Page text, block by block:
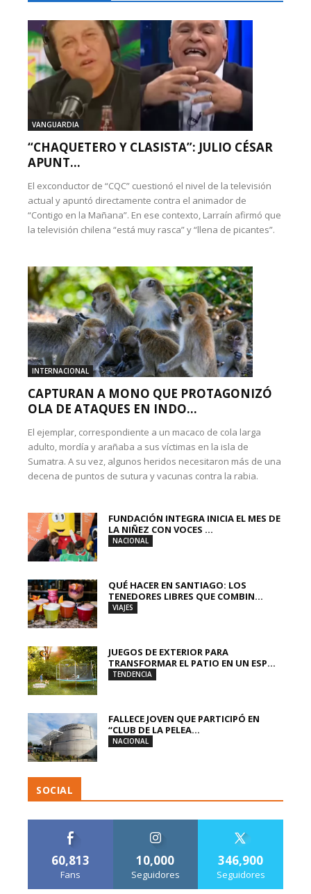
VANGUARDIA
“CHAQUETERO Y CLASISTA”: JULIO CÉSAR
APUNT...
El exconductor de “CQC” cuestionó el nivel de la televisión
actual y apuntó directamente contra el animador de
“Contigo en la Mañana”. En ese contexto, Larraín afirmó que
la televisión chilena “está muy rasca” y “llena de picantes”.
INTERNACIONAL
CAPTURAN A MONO QUE PROTAGONIZÓ
OLA DE ATAQUES EN INDO...
El ejemplar, correspondiente a un macaco de cola larga
adulto, mordía y arañaba a sus víctimas en la isla de
Sumatra. A su vez, algunos heridos necesitaron más de una
decena de puntos de sutura y vacunas contra la rabia.
FUNDACIÓN INTEGRA INICIA EL MES DE
LA NIÑEZ CON VOCES ...
NACIONAL
QUÉ HACER EN SANTIAGO: LOS
TENEDORES LIBRES QUE COMBIN...
VIAJES
JUEGOS DE EXTERIOR PARA
TRANSFORMAR EL PATIO EN UN ESP...
TENDENCIA
FALLECE JOVEN QUE PARTICIPÓ EN
“CLUB DE LA PELEA...
NACIONAL
SOCIAL
60,813
Fans
10,000
Seguidores
346,900
Seguidores